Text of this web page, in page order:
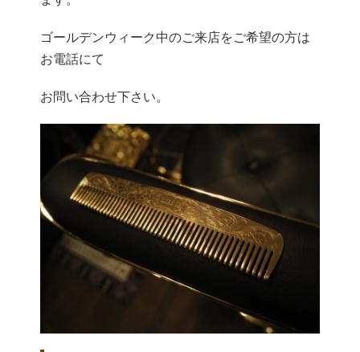
ゴールデンウィーク中のご来店をご希望の方は
お電話にて
お問い合わせ下さい。